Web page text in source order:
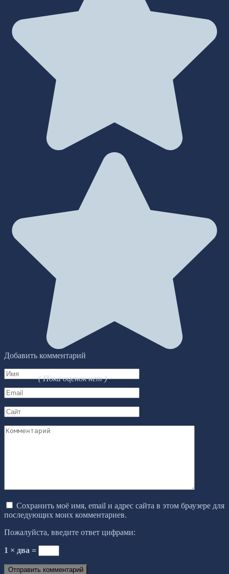
( Пока оценок нет )
Добавить комментарий
Имя
*
Email
*
Сайт
Комментарий
Сохранить моё имя, email и адрес сайта в этом браузере для
последующих моих комментариев.
Пожалуйста, введите ответ цифрами:
1 × два =